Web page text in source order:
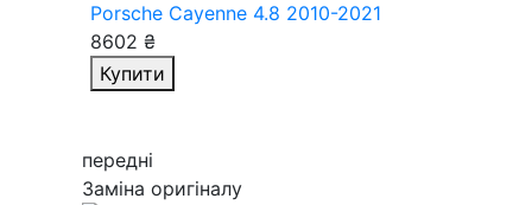
Porsche Cayenne 4.8 2010-2021
8602 ₴
Купити
передні
Заміна оригіналу